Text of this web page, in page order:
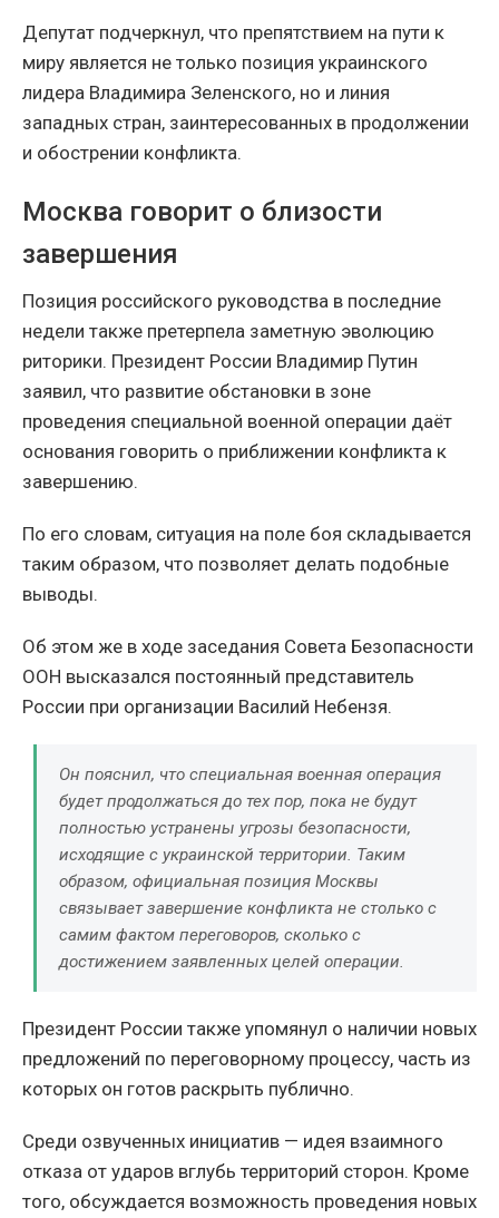
Депутат подчеркнул, что препятствием на пути к
миру является не только позиция украинского
лидера Владимира Зеленского, но и линия
западных стран, заинтересованных в продолжении
и обострении конфликта.
Москва говорит о близости
завершения
Позиция российского руководства в последние
недели также претерпела заметную эволюцию
риторики. Президент России Владимир Путин
заявил, что развитие обстановки в зоне
проведения специальной военной операции даёт
основания говорить о приближении конфликта к
завершению.
По его словам, ситуация на поле боя складывается
таким образом, что позволяет делать подобные
выводы.
Об этом же в ходе заседания Совета Безопасности
ООН высказался постоянный представитель
России при организации Василий Небензя.
Он пояснил, что специальная военная операция
будет продолжаться до тех пор, пока не будут
полностью устранены угрозы безопасности,
исходящие с украинской территории. Таким
образом, официальная позиция Москвы
связывает завершение конфликта не столько с
самим фактом переговоров, сколько с
достижением заявленных целей операции.
Президент России также упомянул о наличии новых
предложений по переговорному процессу, часть из
которых он готов раскрыть публично.
Среди озвученных инициатив — идея взаимного
отказа от ударов вглубь территорий сторон. Кроме
того, обсуждается возможность проведения новых